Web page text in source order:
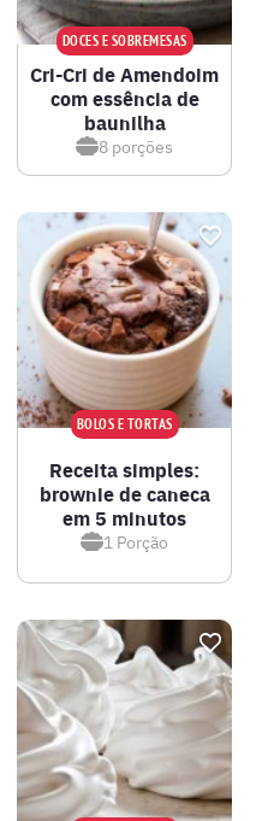
DOCES E SOBREMESAS
Cri-Cri de Amendoim
com essência de
baunilha
8 porções
BOLOS E TORTAS
Receita simples:
brownie de caneca
em 5 minutos
1 Porção